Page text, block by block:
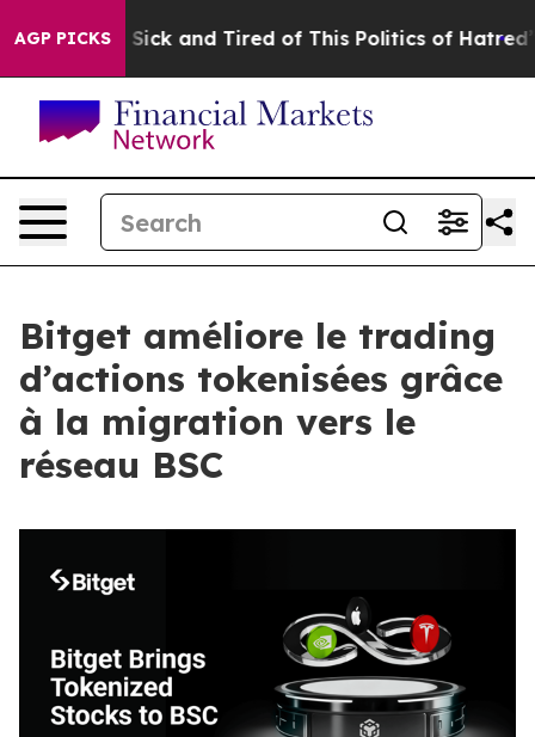
AGP PICKS
Are Sick and Tired of This Politics of Hatred” The
Bitget améliore le trading
d’actions tokenisées grâce
à la migration vers le
réseau BSC